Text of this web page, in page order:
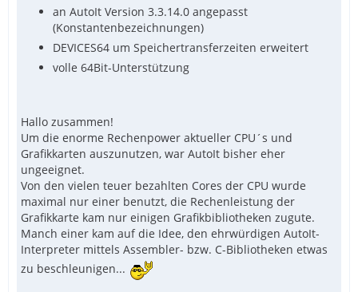
an AutoIt Version 3.3.14.0 angepasst
(Konstantenbezeichnungen)
DEVICES64 um Speichertransferzeiten erweitert
volle 64Bit-Unterstützung
Hallo zusammen!
Um die enorme Rechenpower aktueller CPU´s und
Grafikkarten auszunutzen, war AutoIt bisher eher
ungeeignet.
Von den vielen teuer bezahlten Cores der CPU wurde
maximal nur einer benutzt, die Rechenleistung der
Grafikkarte kam nur einigen Grafikbibliotheken zugute.
Manch einer kam auf die Idee, den ehrwürdigen AutoIt-
Interpreter mittels Assembler- bzw. C-Bibliotheken etwas
zu beschleunigen...